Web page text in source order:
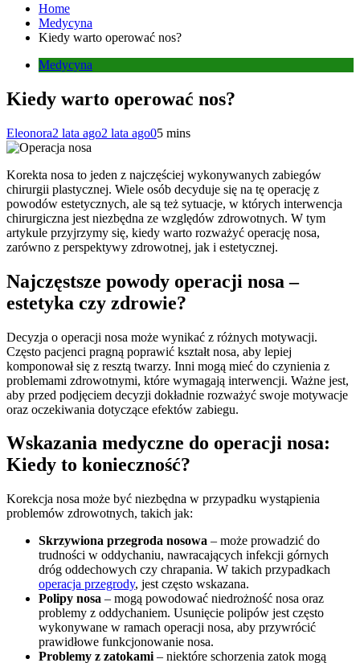
Home
Medycyna
Kiedy warto operować nos?
Medycyna
Kiedy warto operować nos?
Eleonora2 lata ago2 lata ago05 mins
Korekta nosa to jeden z najczęściej wykonywanych zabiegów
chirurgii plastycznej. Wiele osób decyduje się na tę operację z
powodów estetycznych, ale są też sytuacje, w których interwencja
chirurgiczna jest niezbędna ze względów zdrowotnych. W tym
artykule przyjrzymy się, kiedy warto rozważyć operację nosa,
zarówno z perspektywy zdrowotnej, jak i estetycznej.
Najczęstsze powody operacji nosa –
estetyka czy zdrowie?
Decyzja o operacji nosa może wynikać z różnych motywacji.
Często pacjenci pragną poprawić kształt nosa, aby lepiej
komponował się z resztą twarzy. Inni mogą mieć do czynienia z
problemami zdrowotnymi, które wymagają interwencji. Ważne jest,
aby przed podjęciem decyzji dokładnie rozważyć swoje motywacje
oraz oczekiwania dotyczące efektów zabiegu.
Wskazania medyczne do operacji nosa:
Kiedy to konieczność?
Korekcja nosa może być niezbędna w przypadku wystąpienia
problemów zdrowotnych, takich jak:
Skrzywiona przegroda nosowa – może prowadzić do
trudności w oddychaniu, nawracających infekcji górnych
dróg oddechowych czy chrapania. W takich przypadkach
operacja przegrody, jest często wskazana.
Polipy nosa – mogą powodować niedrożność nosa oraz
problemy z oddychaniem. Usunięcie polipów jest często
wykonywane w ramach operacji nosa, aby przywrócić
prawidłowe funkcjonowanie nosa.
Problemy z zatokami – niektóre schorzenia zatok mogą